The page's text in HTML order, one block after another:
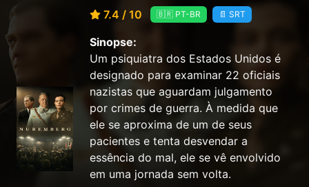
7.4 / 10 🇧🇷 PT-BR 📄 SRT
Sinopse:
Um psiquiatra dos Estados Unidos é
designado para examinar 22 oficiais
nazistas que aguardam julgamento
por crimes de guerra. À medida que
ele se aproxima de um de seus
pacientes e tenta desvendar a
essência do mal, ele se vê envolvido
em uma jornada sem volta.